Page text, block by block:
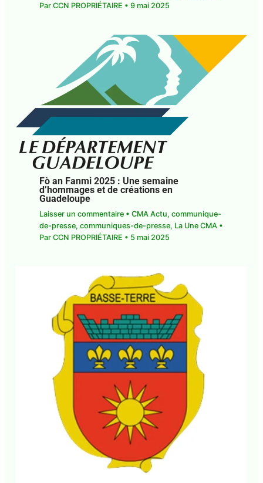
Par CCN PROPRIÉTAIRE • 9 mai 2025
Fò an Fanmi 2025 : Une semaine
d’hommages et de créations en
Guadeloupe
Laisser un commentaire • CMA Actu, communique-
de-presse, communiques-de-presse, La Une CMA•
Par CCN PROPRIÉTAIRE • 5 mai 2025